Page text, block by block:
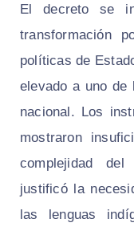
El decreto se
transformación
políticas de
elevado a uno de
nacional. Los
mostraron
complejidad
justificó la
las lenguas